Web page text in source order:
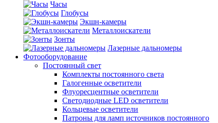
Часы
Глобусы
Экшн-камеры
Металлоискатели
Зонты
Лазерные дальномеры
Фотооборудование
Постоянный свет
Комплекты постоянного света
Галогенные осветители
Флуоресцентные осветители
Светодиодные LED осветители
Кольцевые осветители
Патроны для ламп источников постоянного